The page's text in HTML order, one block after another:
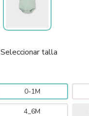
Seleccionar talla
0-1M
4_6M